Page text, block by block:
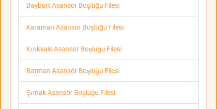
Bayburt Asansör Boşluğu Filesi
Karaman Asansör Boşluğu Filesi
Kırıkkale Asansör Boşluğu Filesi
Batman Asansör Boşluğu Filesi
Şırnak Asansör Boşluğu Filesi